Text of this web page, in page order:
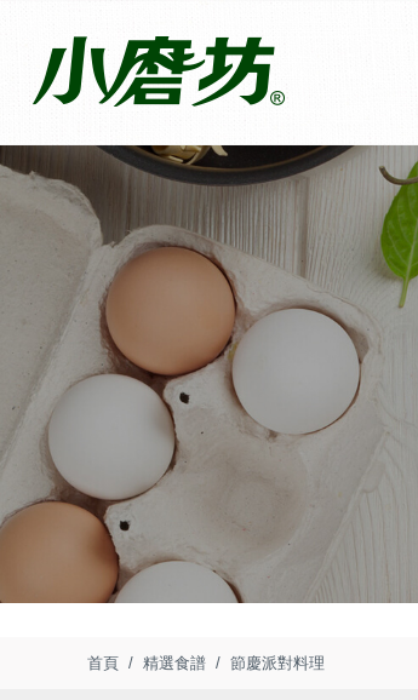
首頁 精選食譜 節慶派對料理